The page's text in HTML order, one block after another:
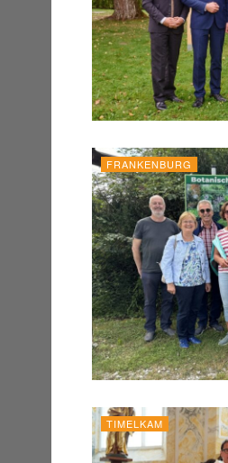
FRANKENBURG
TIMELKAM